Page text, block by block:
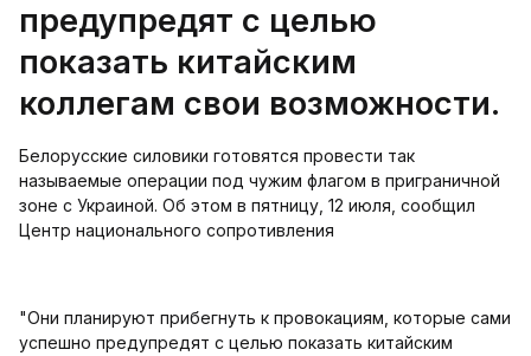
предупредят с целью
показать китайским
коллегам свои возможности.
Белорусские силовики готовятся провести так
называемые операции под чужим флагом в приграничной
зоне с Украиной. Об этом в пятницу, 12 июля, сообщил
Центр национального сопротивления
"Они планируют прибегнуть к провокациям, которые сами
успешно предупредят с целью показать китайским